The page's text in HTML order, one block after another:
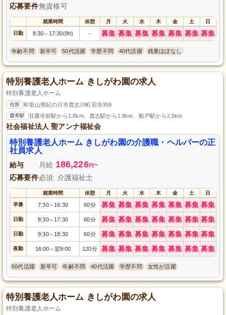
応募要件無資格可
就業時間 休憩 月 火 水 木 金 土 日
日勤 8:30～ 17:30(8h) - 募集 募集 募集 募集 募集 募集 募集
年齢不問 新卒可 50代活躍 学歴不問 40代活躍 残業ほぼなし
特別養護老人ホーム きしがわ園の求人
特別養護老人ホーム
住所 和歌山県紀の川市貴志川町尼寺359
最寄駅 甘露寺前駅から1.8km、貴志駅から1.8km、船戸駅から2.5km
社会福祉法人 聖アンナ福祉会
特別養護老人ホーム きしがわ園の介護職・ヘルパーの正
社員求人
給与 月給 186,226円~
応募要件必須: 介護福祉士
就業時間 休憩 月 火 水 木 金 土 日
早番 7:30～ 16:30 60分 募集 募集 募集 募集 募集 募集 募集
日勤 8:30～ 17:30 60分 募集 募集 募集 募集 募集 募集 募集
日勤 9:30～ 18:30 60分 募集 募集 募集 募集 募集 募集 募集
夜勤 16:00～ 翌9:00 120分 募集 募集 募集 募集 募集 募集 募集
50代活躍 新卒可 年齢不問 40代活躍 学歴不問 女性が活躍
特別養護老人ホーム きしがわ園の求人
特別養護老人ホーム